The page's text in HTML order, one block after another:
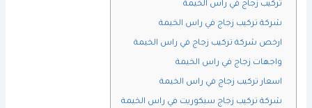
تركيب زجاج في راس الخيمة
شركة تركيب زجاج في راس الخيمة
ارخص شركة تركيب زجاج في راس الخيمة
واجهات زجاج في راس الخيمة
اسعار تركيب زجاج في راس الخيمة
شركة تركيب زجاج سيكوريت في راس الخيمة